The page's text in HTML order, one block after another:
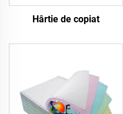
Hârtie de copiat